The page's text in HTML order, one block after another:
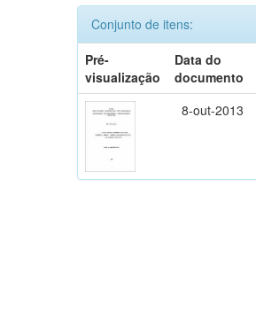
Conjunto de itens:
Pré-
visualização
Data do
documento
8-out-2013